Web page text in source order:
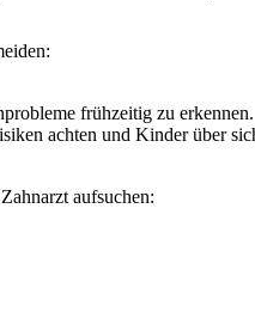
frühzeitig zu erkennen.
achten und Kinder über
aufsuchen: